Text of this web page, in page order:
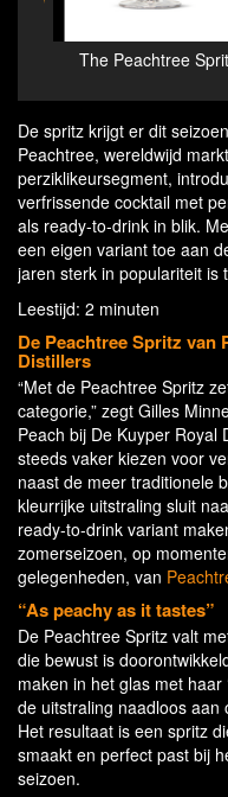
The Peachtree
De spritz krijgt er dit
Peachtree, wereldwijd
perziklikeursegment,
verfrissende cocktail met
als ready-to-drink in blik.
een eigen variant toe aan
jaren sterk in populariteit is
Leestijd: 2 minuten
De Peachtree Spritz van
Distillers
“Met de Peachtree Spritz
categorie,” zegt Gilles
Peach bij De Kuyper Royal
steeds vaker kiezen voor
naast de meer traditionele
kleurrijke uitstraling sluit
ready-to-drink variant
zomerseizoen, op
gelegenheden, van
“As peachy as it tastes”
De Peachtree Spritz valt
die bewust is
maken in het glas met haar
de uitstraling naadloos
Het resultaat is een spritz
smaakt en perfect past bij
seizoen.